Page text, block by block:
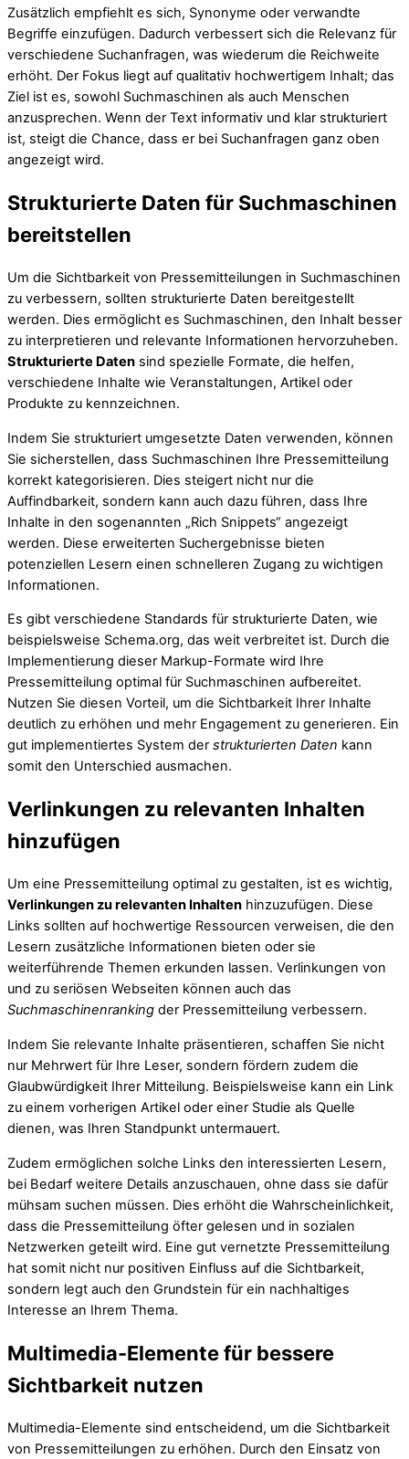
Zusätzlich empfiehlt es sich, Synonyme oder verwandte
Begriffe einzufügen. Dadurch verbessert sich die Relevanz für
verschiedene Suchanfragen, was wiederum die Reichweite
erhöht. Der Fokus liegt auf qualitativ hochwertigem Inhalt; das
Ziel ist es, sowohl Suchmaschinen als auch Menschen
anzusprechen. Wenn der Text informativ und klar strukturiert
ist, steigt die Chance, dass er bei Suchanfragen ganz oben
angezeigt wird.
Strukturierte Daten für Suchmaschinen
bereitstellen
Um die Sichtbarkeit von Pressemitteilungen in Suchmaschinen
zu verbessern, sollten strukturierte Daten bereitgestellt
werden. Dies ermöglicht es Suchmaschinen, den Inhalt besser
zu interpretieren und relevante Informationen hervorzuheben.
Strukturierte Daten sind spezielle Formate, die helfen,
verschiedene Inhalte wie Veranstaltungen, Artikel oder
Produkte zu kennzeichnen.
Indem Sie strukturiert umgesetzte Daten verwenden, können
Sie sicherstellen, dass Suchmaschinen Ihre Pressemitteilung
korrekt kategorisieren. Dies steigert nicht nur die
Auffindbarkeit, sondern kann auch dazu führen, dass Ihre
Inhalte in den sogenannten „Rich Snippets“ angezeigt
werden. Diese erweiterten Suchergebnisse bieten
potenziellen Lesern einen schnelleren Zugang zu wichtigen
Informationen.
Es gibt verschiedene Standards für strukturierte Daten, wie
beispielsweise Schema.org, das weit verbreitet ist. Durch die
Implementierung dieser Markup-Formate wird Ihre
Pressemitteilung optimal für Suchmaschinen aufbereitet.
Nutzen Sie diesen Vorteil, um die Sichtbarkeit Ihrer Inhalte
deutlich zu erhöhen und mehr Engagement zu generieren. Ein
gut implementiertes System der strukturierten Daten kann
somit den Unterschied ausmachen.
Verlinkungen zu relevanten Inhalten
hinzufügen
Um eine Pressemitteilung optimal zu gestalten, ist es wichtig,
Verlinkungen zu relevanten Inhalten hinzuzufügen. Diese
Links sollten auf hochwertige Ressourcen verweisen, die den
Lesern zusätzliche Informationen bieten oder sie
weiterführende Themen erkunden lassen. Verlinkungen von
und zu seriösen Webseiten können auch das
Suchmaschinenranking der Pressemitteilung verbessern.
Indem Sie relevante Inhalte präsentieren, schaffen Sie nicht
nur Mehrwert für Ihre Leser, sondern fördern zudem die
Glaubwürdigkeit Ihrer Mitteilung. Beispielsweise kann ein Link
zu einem vorherigen Artikel oder einer Studie als Quelle
dienen, was Ihren Standpunkt untermauert.
Zudem ermöglichen solche Links den interessierten Lesern,
bei Bedarf weitere Details anzuschauen, ohne dass sie dafür
mühsam suchen müssen. Dies erhöht die Wahrscheinlichkeit,
dass die Pressemitteilung öfter gelesen und in sozialen
Netzwerken geteilt wird. Eine gut vernetzte Pressemitteilung
hat somit nicht nur positiven Einfluss auf die Sichtbarkeit,
sondern legt auch den Grundstein für ein nachhaltiges
Interesse an Ihrem Thema.
Multimedia-Elemente für bessere
Sichtbarkeit nutzen
Multimedia-Elemente sind entscheidend, um die Sichtbarkeit
von Pressemitteilungen zu erhöhen. Durch den Einsatz von